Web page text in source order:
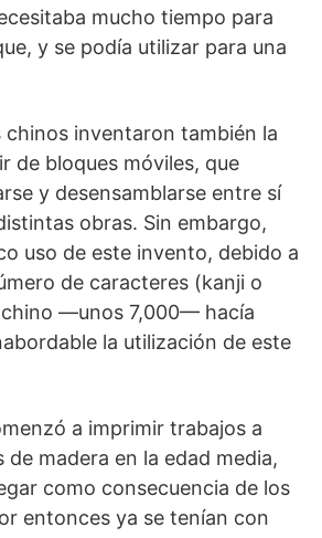
mucho tiempo para
y se podía utilizar para una
chinos inventaron también la
de bloques móviles, que
y desensamblarse entre sí
obras. Sin embargo,
uso de este invento, debido a
de caracteres (kanji o
—unos 7,000— hacía
la utilización de este
a imprimir trabajos a
madera en la edad media,
como consecuencia de los
entonces ya se tenían con